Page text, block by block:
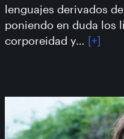
lenguajes derivados
poniendo en duda los
corporeidad y… [+]